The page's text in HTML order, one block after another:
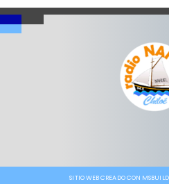
SITIO WEB CREADO CON